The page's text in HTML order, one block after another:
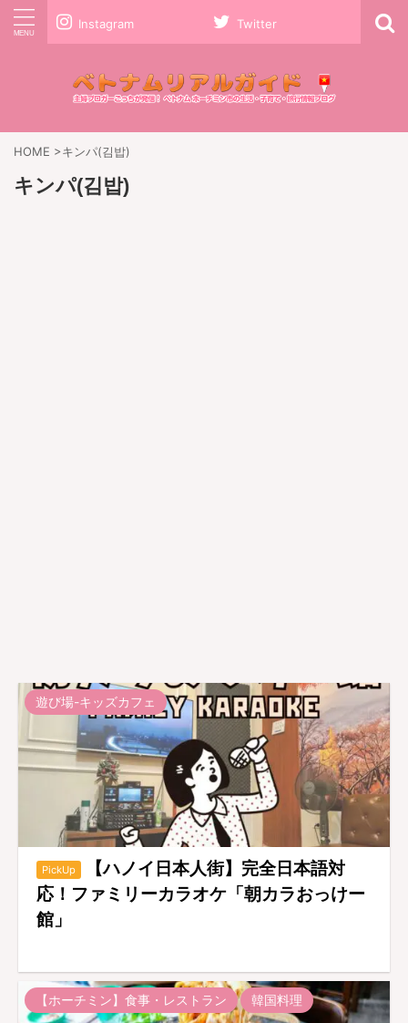
Instagram Twitter
HOME >キンパ(김밥)
キンパ(김밥)
遊び場-キッズカフェ
PickUp
【ハノイ日本人街】完全日本語対
応！ファミリーカラオケ「朝カラおっけー
館」
【ホーチミン】食事・レストラン 韓国料理